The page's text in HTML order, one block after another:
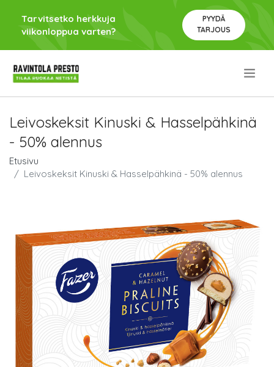
Tarvitsetko herkkuja
viikonloppua varten?
PYYDÄ
TARJOUS
Leivoskeksit Kinuski & Hasselpähkinä
- 50% alennus
Etusivu
Leivoskeksit Kinuski & Hasselpähkinä - 50% alennus